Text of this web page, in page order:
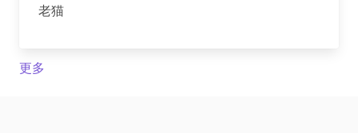
老猫
更多